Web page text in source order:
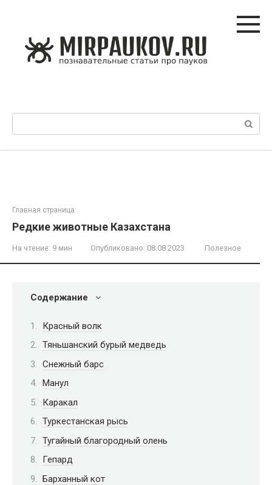
Главная страница
Редкие животные Казахстана
На чтение: 9 мин Опубликовано: 08.08.2023 Полезное
Содержание
Красный волк
Тяньшанский бурый медведь
Снежный барс
Манул
Каракал
Туркестанская рысь
Тугайный благородный олень
Гепард
Барханный кот